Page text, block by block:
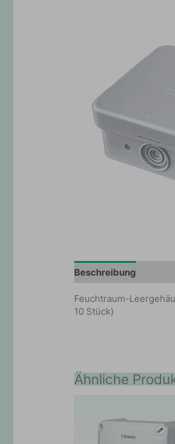
Beschreibung
Feuchtraum-
10 Stück)
Ähnliche